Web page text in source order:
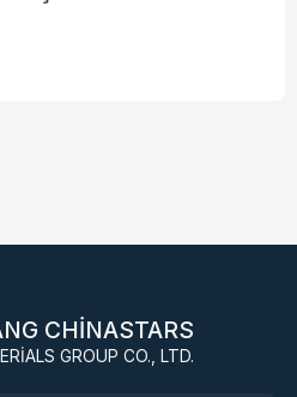
CHINASTARS
GROUP CO., LTD.